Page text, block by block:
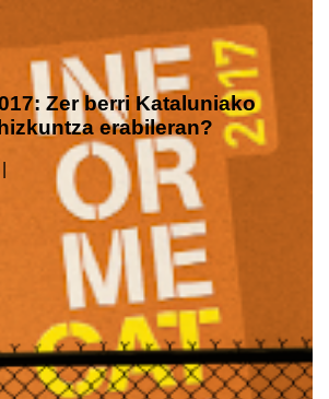
Zer berri Kataluniako
erabileran?